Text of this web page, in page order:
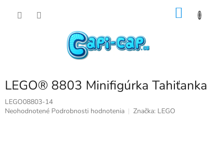
LEGO® 8803 Minifigúrka Tahiťanka
LEGO08803-14
Priemerné
Neohodnotené Podrobnosti hodnotenia Značka: LEGO